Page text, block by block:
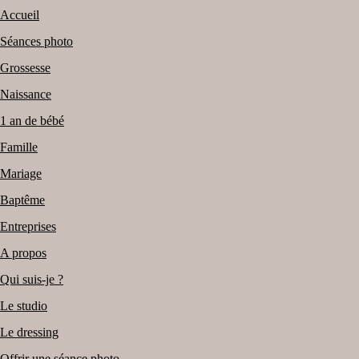
Accueil
Séances photo
Grossesse
Naissance
1 an de bébé
Famille
Mariage
Baptême
Entreprises
A propos
Qui suis-je ?
Le studio
Le dressing